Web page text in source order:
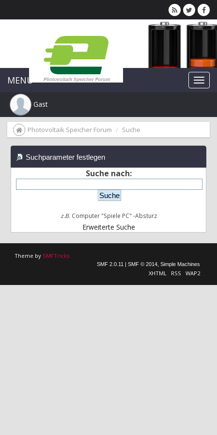
MENU
Gast
Photovoltaik Speicher Forum Suche
Suchparameter festlegen
Suche nach:
z.B. Computer "Spiele PC" -Absturz
Erweiterte Suche
Theme by SMFTricks
SMF 2.0.11 | SMF © 2014 Simple Machines
XHTML RSS WAP2